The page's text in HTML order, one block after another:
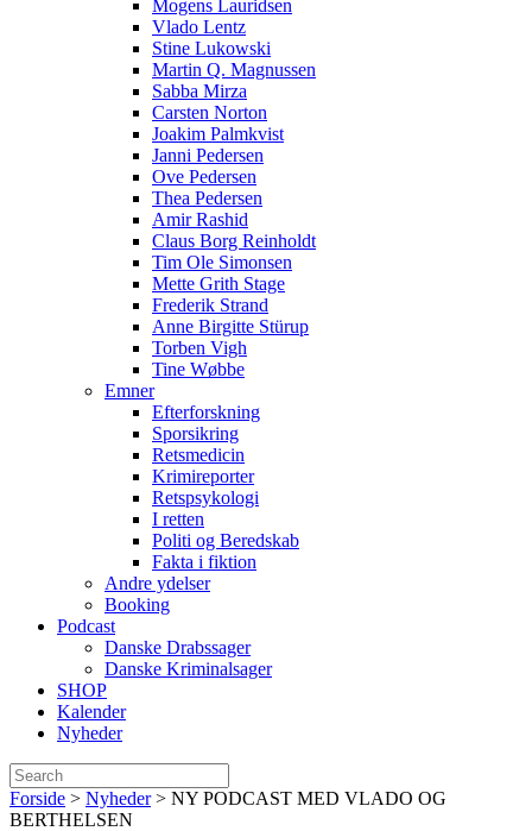
Mogens Lauridsen
Vlado Lentz
Stine Lukowski
Martin Q. Magnussen
Sabba Mirza
Carsten Norton
Joakim Palmkvist
Janni Pedersen
Ove Pedersen
Thea Pedersen
Amir Rashid
Claus Borg Reinholdt
Tim Ole Simonsen
Mette Grith Stage
Frederik Strand
Anne Birgitte Stürup
Torben Vigh
Tine Wøbbe
Emner
Efterforskning
Sporsikring
Retsmedicin
Krimireporter
Retspsykologi
I retten
Politi og Beredskab
Fakta i fiktion
Andre ydelser
Booking
Podcast
Danske Drabssager
Danske Kriminalsager
SHOP
Kalender
Nyheder
Forside > Nyheder> NY PODCAST MED VLADO OG
BERTHELSEN